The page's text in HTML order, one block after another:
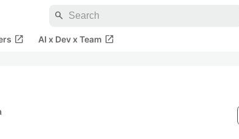
search
open_in_new AI x Dev x Team open_in_new